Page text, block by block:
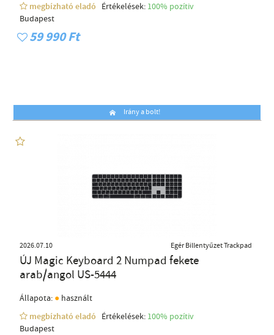
megbízható eladó
Értékelések: 100% pozítiv
Budapest
59 990 Ft
Irány a bolt!
2026.07.10 Egér Billentyűzet Trackpad
ÚJ Magic Keyboard 2 Numpad fekete
arab/angol US-5444
Állapota: ● használt
megbízható eladó
Értékelések: 100% pozítiv
Budapest